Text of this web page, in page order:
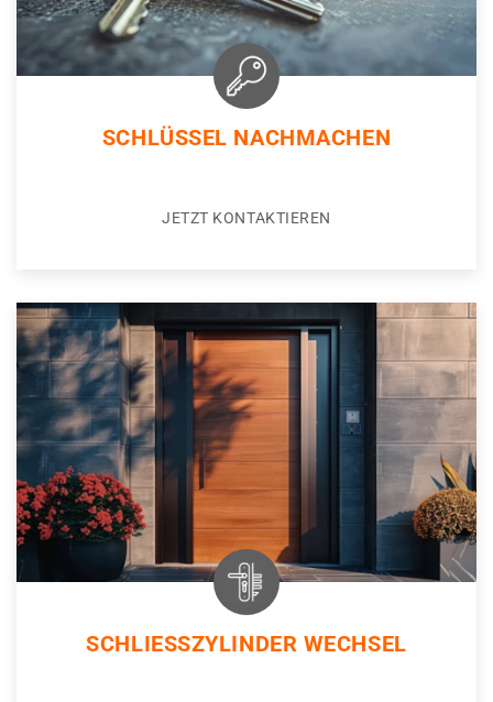
SCHLÜSSEL NACHMACHEN
JETZT KONTAKTIEREN
SCHLIESSZYLINDER WECHSEL